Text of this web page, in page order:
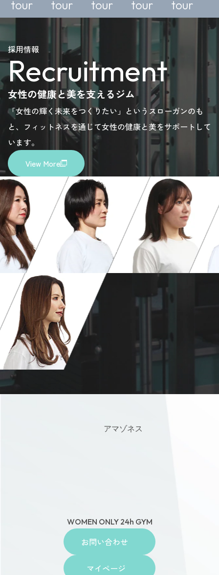
tour
enquiry,
please
here.
tour
enquiry,
please
here.
tour
enquiry,
please
here.
tour
enquiry,
please
here.
採用情報
Recruitment
女性の健康と美を支えるジム
「女性の輝く未来をつくりたい」というスローガンのも
と、フィットネスを通じて女性の健康と美をサポートして
います。
View More
アマゾネス
WOMEN ONLY 24h GYM
お問い合わせ
マイページ